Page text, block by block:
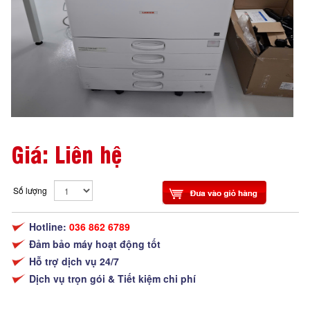
Giá: Liên hệ
Số lượng
Hotline: 036 862 6789
Đảm bảo máy hoạt động tốt
Hỗ trợ dịch vụ 24/7
Dịch vụ trọn gói & Tiết kiệm chi phí